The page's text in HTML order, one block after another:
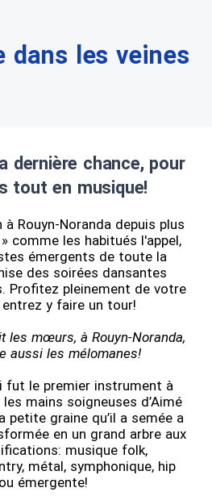
dans les veines
dernière chance, pour
tout en musique!
Rouyn-Noranda depuis plus
comme les habitués l'appel,
émergents de toute la
des soirées dansantes
Profitez pleinement de votre
y faire un tour!
les mœurs, à Rouyn-Noranda,
aussi les mélomanes!
fut le premier instrument à
mains soigneuses d’Aimé
petite graine qu’il a semée a
en un grand arbre aux
musique folk,
métal, symphonique, hip
émergente!